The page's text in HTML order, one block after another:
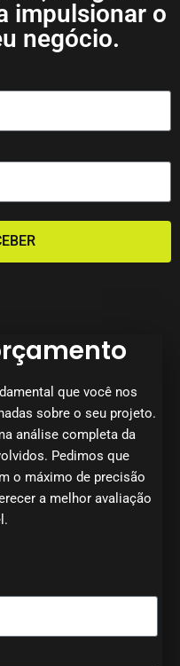
impulsionar o
negócio.
que você nos
sobre o seu projeto.
análise completa da
Pedimos que
o máximo de precisão
a melhor avaliação